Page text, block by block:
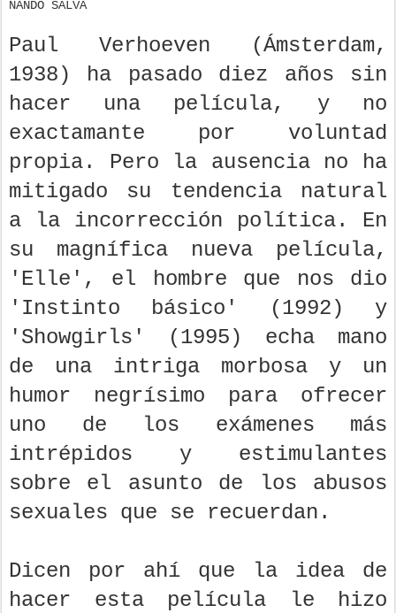
NANDO SALVÀ
Paul Verhoeven (Ámsterdam,
1938) ha pasado diez años sin
hacer una película, y no
exactamante por voluntad
propia. Pero la ausencia no ha
mitigado su tendencia natural
a la incorrección política. En
su magnífica nueva película,
'Elle', el hombre que nos dio
'Instinto básico' (1992) y
'Showgirls' (1995) echa mano
de una intriga morbosa y un
humor negrísimo para ofrecer
uno de los exámenes más
intrépidos y estimulantes
sobre el asunto de los abusos
sexuales que se recuerdan.
Dicen por ahí que la idea de
hacer esta película le hizo